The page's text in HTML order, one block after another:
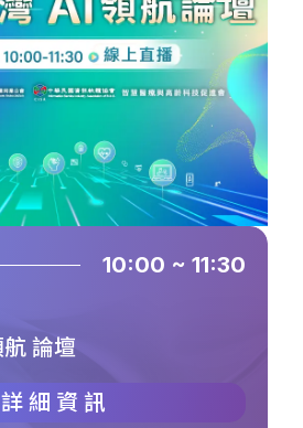
10:00 ~ 11:30
論壇
詳細資訊